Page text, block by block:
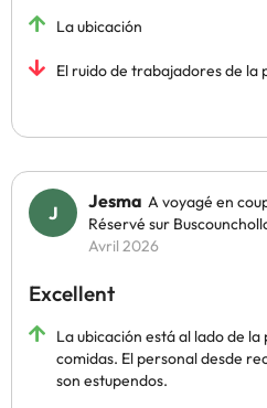
La ubicación
El ruido de trabajadores de la
Jesma A voyagé en
Réservé sur
Avril 2026
Excellent
La ubicación está al lado de
comidas. El personal desde
son estupendos.